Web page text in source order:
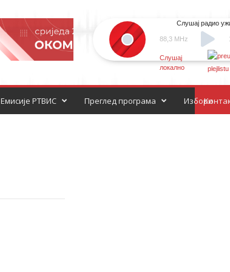
88,3 MHz
Слушај радио
Слушај
локално
Емисије РТВИС Преглед програма Избори